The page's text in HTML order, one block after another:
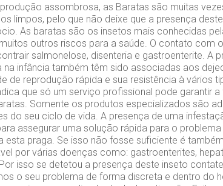
assombrosa, as Baratas são muitas
limpos, pelo que não deixe que a presença
As baratas são os insetos mais conhecidas
outros riscos para a saúde. O contato com
salmonelose, disenteria e gastroenterite. A
infância também têm sido associadas aos
de reprodução rápida e sua resistência à vários
que só um serviço profissional pode garantir
Somente os produtos especializados são
do seu ciclo de vida. A presença de uma
assegurar uma solução rápida para o
esta praga. Se isso não fosse suficiente é
por várias doenças como: gastroenterites,
isso se detetou a presença deste inseto
o seu problema de forma discreta e dentro do